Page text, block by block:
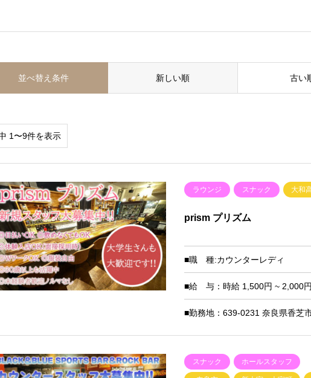
並べ替え条件 新しい順 古い
1〜9件を表示
ラウンジ スナック 大和
prism プリズム
■職 種:カウンターレディ
■給 与：時給 1,500円 ~ 2,000円
■勤務地：639-0231 奈良県香
スナック ホールスタッフ